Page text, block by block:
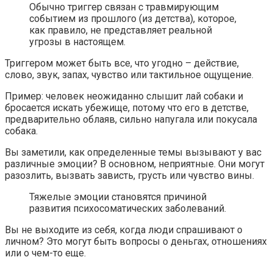
Обычно триггер связан с травмирующим
событием из прошлого (из детства), которое,
как правило, не представляет реальной
угрозы в настоящем.
Триггером может быть все, что угодно – действие,
слово, звук, запах, чувство или тактильное ощущение.
Пример: человек неожиданно слышит лай собаки и
бросается искать убежище, потому что его в детстве,
предварительно облаяв, сильно напугала или покусала
собака.
Вы заметили, как определенные темы вызывают у вас
различные эмоции? В основном, неприятные. Они могут
разозлить, вызвать зависть, грусть или чувство вины.
Тяжелые эмоции становятся причиной
развития психосоматических заболеваний.
Вы не выходите из себя, когда люди спрашивают о
личном? Это могут быть вопросы о деньгах, отношениях
или о чем-то еще.